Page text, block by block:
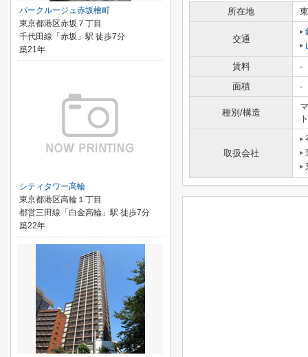
所在地
交通
賃料
-
面積
-
種別/構造
ト
取扱会社
パークルージュ赤坂檜町
東京都港区赤坂７丁目
千代田線「赤坂」駅 徒歩7分
築21年
シティタワー高輪
東京都港区高輪１丁目
都営三田線「白金高輪」駅 徒歩7分
築22年